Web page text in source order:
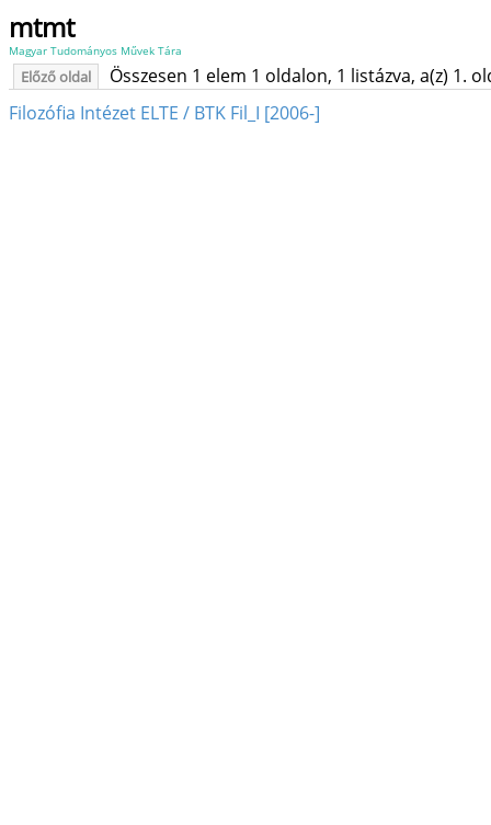
mtmt
Magyar Tudományos Művek Tára
Előző oldal
Összesen 1 elem 1 oldalon, 1 listázva, a(z) 1.
Filozófia Intézet ELTE / BTK Fil_I [2006-]